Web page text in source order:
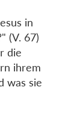
in
(V. 67)
die
ihrem
was sie